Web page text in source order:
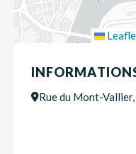
Rue du Mont-